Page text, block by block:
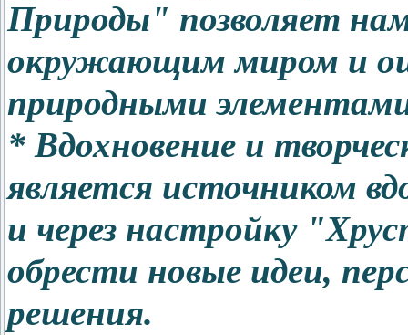
Природы" позволяет нам
окружающим миром и
природными
* Вдохновение и
является источником
и через настройку
обрести новые идеи,
решения.